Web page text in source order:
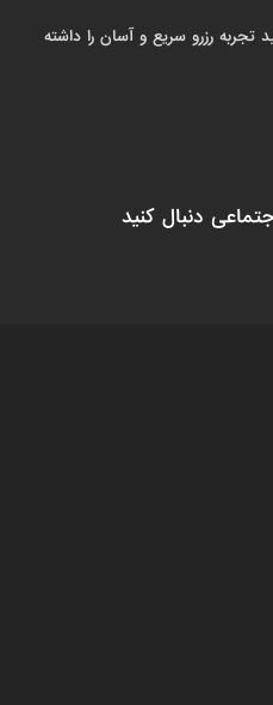
تجربه رزرو سریع و آسان را داشته
دنبال کنید